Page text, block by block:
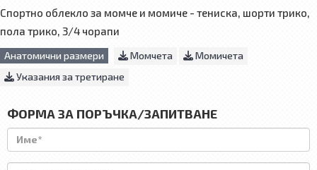
Спортно облекло за момче и момиче - тениска, шорти трико,
пола трико, 3/4 чорапи
Анатомични размери Момчета
Момичета
Указания за третиране
ФОРМА ЗА ПОРЪЧКА/ЗАПИТВАНЕ